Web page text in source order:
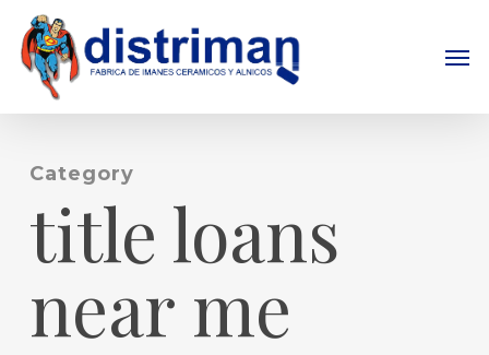
main
content
Category
title loans
near me